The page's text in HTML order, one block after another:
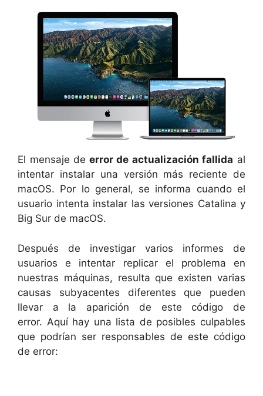
El mensaje de error de actualización fallida al
intentar instalar una versión más reciente de
macOS. Por lo general, se informa cuando el
usuario intenta instalar las versiones Catalina y
Big Sur de macOS.
Después de investigar varios informes de
usuarios e intentar replicar el problema en
nuestras máquinas, resulta que existen varias
causas subyacentes diferentes que pueden
llevar a la aparición de este código de
error. Aquí hay una lista de posibles culpables
que podrían ser responsables de este código
de error: